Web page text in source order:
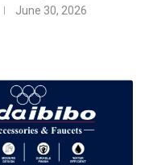
June 30, 2026